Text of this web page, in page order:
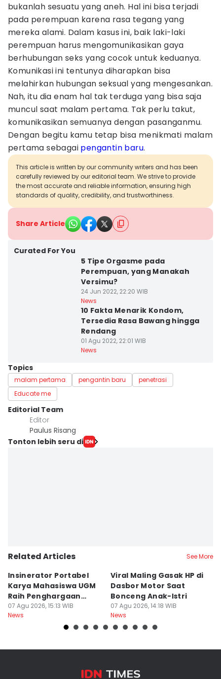
bukanlah sesuatu yang aneh. Hal ini bisa terjadi
pada perempuan karena rasa tegang yang
mereka alami. Dalam kasus ini, baik laki-laki
perempuan harus mengomunikasikan gaya
berhubungan seks yang cocok untuk keduanya.
Komunikasi ini tentunya diharapkan bisa
melahirkan hubungan seksual yang mengesankan.
Nah, itu dia enam hal tak terduga yang bisa saja
muncul saat malam pertama. Tak perlu takut,
komunikasikan semuanya dengan pasanganmu.
Dengan begitu kamu tetap bisa menikmati malam
pertama sebagai pengantin baru.
This article is written by our community writers and has been
carefully reviewed by our editorial team. We strive to provide
the most accurate and reliable information, ensuring high
standards of quality, credibility, and trustworthiness.
Share Article
Curated For You
5 Tipe Orgasme pada
Perempuan, yang Manakah
Versimu?
24 Jun 2022, 22:20 WIB
News
10 Fakta Menarik Kondom,
Tersedia Rasa Bawang hingga
Rendang
01 Agu 2022, 22:01 WIB
News
Topics
malam pertama pengantin baru
penetrasi
Educate me
Editorial Team
Editor
Paulus Risang
Tonton lebih seru di
Related Articles See More
Insinerator Portabel
Karya Mahasiswa UGM
Raih Penghargaan
Internasional
07 Agu 2026, 15:13 WIB
News
Viral Maling Gasak HP di
Dasbor Motor Saat
Bonceng Anak-Istri
07 Agu 2026, 14:18 WIB
News